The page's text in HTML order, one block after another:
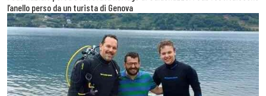
l’anello perso da un turista di Genova